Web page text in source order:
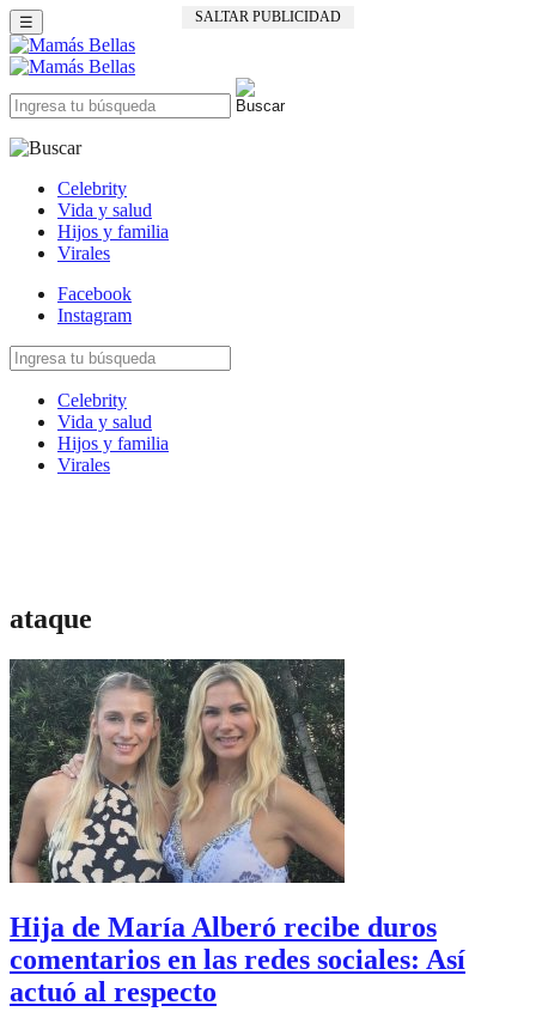
SALTAR PUBLICIDAD
☰
Celebrity
Vida y salud
Hijos y familia
Virales
Facebook
Instagram
Celebrity
Vida y salud
Hijos y familia
Virales
ataque
Hija de María Alberó recibe duros
comentarios en las redes sociales: Así
actuó al respecto